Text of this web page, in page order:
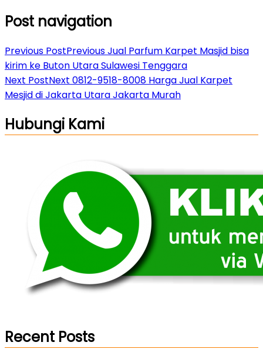
Post navigation
Previous PostPreviousJual Parfum Karpet Masjid bisa
kirim ke Buton Utara Sulawesi Tenggara
Next PostNext 0812-9518-8008 Harga Jual Karpet
Mesjid di Jakarta Utara Jakarta Murah
Hubungi Kami
Recent Posts